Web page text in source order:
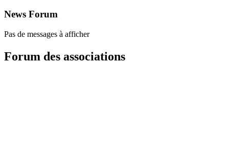
News Forum
Pas de messages à afficher
Forum des associations